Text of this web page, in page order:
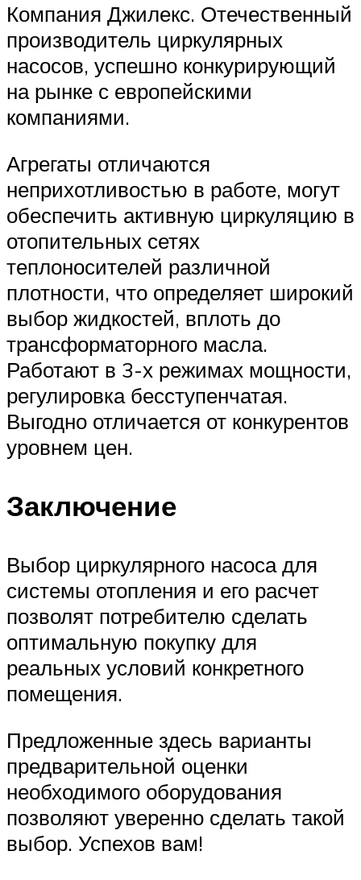
Компания Джилекс. Отечественный
производитель циркулярных
насосов, успешно конкурирующий
на рынке с европейскими
компаниями.
Агрегаты отличаются
неприхотливостью в работе, могут
обеспечить активную циркуляцию в
отопительных сетях
теплоносителей различной
плотности, что определяет широкий
выбор жидкостей, вплоть до
трансформаторного масла.
Работают в 3-х режимах мощности,
регулировка бесступенчатая.
Выгодно отличается от конкурентов
уровнем цен.
Заключение
Выбор циркулярного насоса для
системы отопления и его расчет
позволят потребителю сделать
оптимальную покупку для
реальных условий конкретного
помещения.
Предложенные здесь варианты
предварительной оценки
необходимого оборудования
позволяют уверенно сделать такой
выбор. Успехов вам!